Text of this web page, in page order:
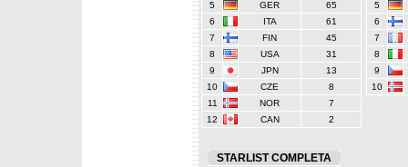
5
GER
65
6
ITA
61
7
FIN
45
8
USA
31
9
JPN
13
10
CZE
8
11
NOR
7
12
CAN 2
5
6
7
8
9
10
STARLIST COMPLETA